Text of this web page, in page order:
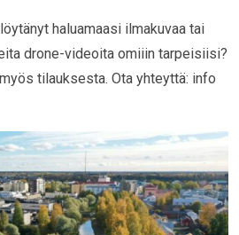
haluamaasi ilmakuvaa tai
drone-videoita omiiin tarpeisiisi?
tilauksesta. Ota yhteyttä: info